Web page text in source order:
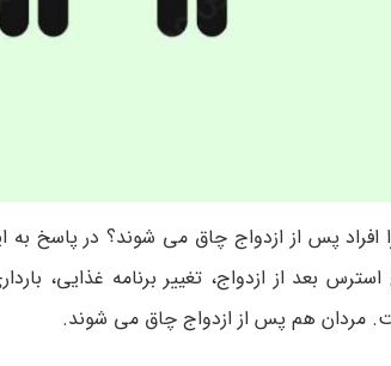
افراد پس از ازدواج چاق می شوند؟ در پاسخ به
بعد از ازدواج، تغییر برنامه غذایی،
مردان هم پس از ازدواج چاق می شوند.